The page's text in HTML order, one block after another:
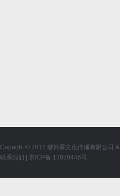
Copright © 2012 楚博霖文化传播有限公司
联系我们
京ICP备 13020446号